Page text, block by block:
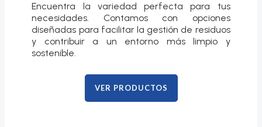
Encuentra la variedad perfecta para tus
necesidades. Contamos con opciones
diseñadas para facilitar la gestión de residuos
y contribuir a un entorno más limpio y
sostenible.
VER PRODUCTOS